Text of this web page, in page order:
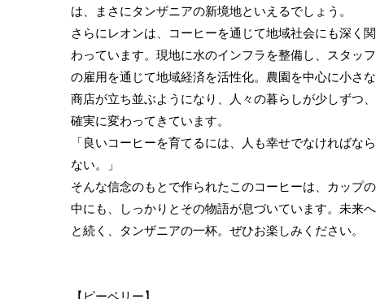
は、まさにタンザニアの新境地といえるでしょう。
さらにレオンは、コーヒーを通じて地域社会にも深く関
わっています。現地に水のインフラを整備し、スタッフ
の雇用を通じて地域経済を活性化。農園を中心に小さな
商店が立ち並ぶようになり、人々の暮らしが少しずつ、
確実に変わってきています。
「良いコーヒーを育てるには、人も幸せでなければなら
ない。」
そんな信念のもとで作られたこのコーヒーは、カップの
中にも、しっかりとその物語が息づいています。未来へ
と続く、タンザニアの一杯。ぜひお楽しみください。
【ピーベリー】